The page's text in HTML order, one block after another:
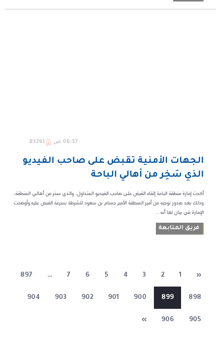
06:37 ص 83261
الجهات الأمنية تقبض على صاحب الفيديو
الذي سَخِر من أهالي الباحة
أكدت إمارة منطقة الباحة إلقاء القبض على صاحب الفيديو المتداول، والذي سخر من أهالي المنطقة،
وذلك بعد صدور توجيه من أمير المنطقة الأمير حسام بن سعود للشرطة بسرعة القبض عليه.وأوضحت
الإمارة في بيان لها أنه ...
فريق المتابعة
«
1
2
3
4
5
6
7
…
897
898
899
900
901
902
903
904
905
906
»